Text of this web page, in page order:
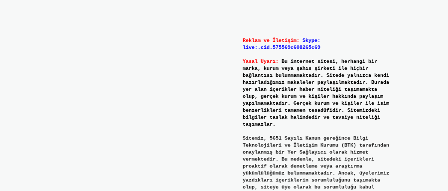
Reklam ve İletişim:
Skype:
live:.cid.575569c608265c69
Yasal Uyarı:
Bu internet sitesi, herhangi bir
marka, kurum veya şahıs şirketi ile hiçbir
bağlantısı bulunmamaktadır. Sitede yalnızca kendi
hazırladığımız makaleler paylaşılmaktadır. Burada
yer alan içerikler haber niteliği taşımamakta
olup, gerçek kurum ve kişiler hakkında paylaşım
yapılmamaktadır. Gerçek kurum ve kişiler ile isim
benzerlikleri tamamen tesadüfidir. Sitemizdeki
bilgiler taslak halindedir ve tavsiye niteliği
taşımazlar.
Sitemiz, 5651 Sayılı Kanun gereğince Bilgi
Teknolojileri ve İletişim Kurumu (BTK) tarafından
onaylanmış bir Yer Sağlayıcı olarak hizmet
vermektedir. Bu nedenle, sitedeki içerikleri
proaktif olarak denetleme veya araştırma
yükümlülüğümüz bulunmamaktadır. Ancak, üyelerimiz
yazdıkları içeriklerin sorumluluğunu taşımakta
olup, siteye üye olarak bu sorumluluğu kabul